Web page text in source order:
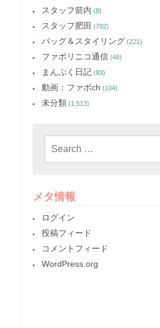
スタッフ箭内 (8)
スタッフ肥田 (792)
バッグ＆スタイリング (221)
ファボリニコ通信 (48)
まんぷく日記 (83)
動画：ファボch (104)
未分類 (1,513)
メタ情報
ログイン
投稿フィード
コメントフィード
WordPress.org